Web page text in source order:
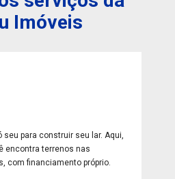
Imóveis
para construir seu lar. Aqui,
encontra terrenos nas
com financiamento próprio.